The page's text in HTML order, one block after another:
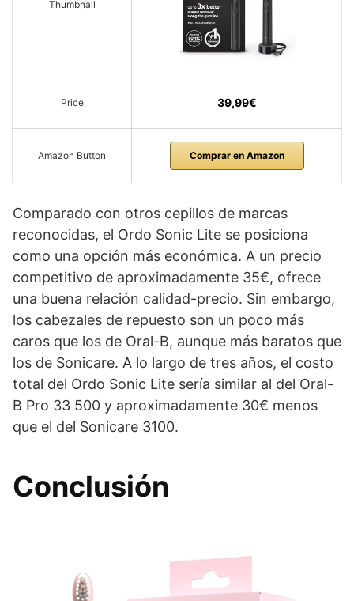
Thumbnail
Price 39,99€
Amazon Button Comprar en Amazon
Comparado con otros cepillos de marcas
reconocidas, el Ordo Sonic Lite se posiciona
como una opción más económica. A un precio
competitivo de aproximadamente 35€, ofrece
una buena relación calidad-precio. Sin embargo,
los cabezales de repuesto son un poco más
caros que los de Oral-B, aunque más baratos que
los de Sonicare. A lo largo de tres años, el costo
total del Ordo Sonic Lite sería similar al del Oral-
B Pro 33 500 y aproximadamente 30€ menos
que el del Sonicare 3100.
Conclusión